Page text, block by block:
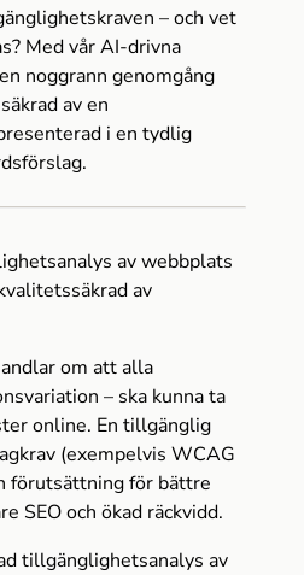
– och vet
Med vår AI-drivna
noggrann genomgång
av en
i en tydlig
av webbplats
av
om att alla
– ska kunna ta
online. En tillgänglig
(exempelvis WCAG
förutsättning för bättre
SEO och ökad räckvidd.
tillgänglighetsanalys av